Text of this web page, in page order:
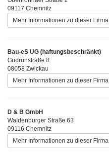
09117 Chemnitz
Mehr Informationen zu dieser Firma
Bau-eS UG (haftungsbeschränkt)
Gudrunstraße 8
08058 Zwickau
Mehr Informationen zu dieser Firma
D & B GmbH
Waldenburger Straße 63
09116 Chemnitz
Mehr Informationen zu dieser Firma